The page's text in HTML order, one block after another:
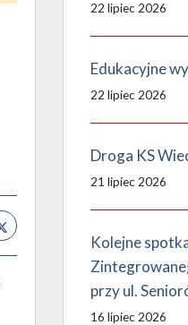
22 lipiec 2026
Edukacyjne
22 lipiec 2026
Droga KS
21 lipiec 2026
Kolejne
przy ul.
16 lipiec 2026